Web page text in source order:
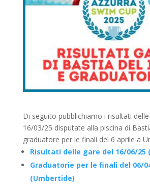
Di seguito pubblichiamo i risultati
16/03/25 disputate alla piscina di
graduatore per le finali del 6 aprile a
Risultati delle gare del 16/06/25
Graduatorie per le finali del 06/
(Umbertide)